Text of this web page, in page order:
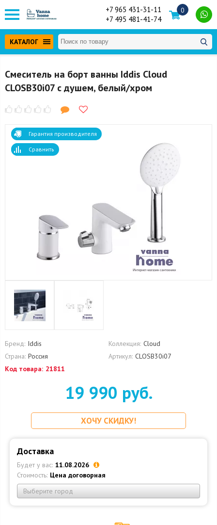
+7 965 431-31-11
+7 495 481-41-74
0
КАТАЛОГ
Смеситель на борт ванны Iddis Cloud
CLOSB30i07 с душем, белый/хром
Гарантия производителя
Сравнить
Бренд: Iddis Коллекция: Cloud
Страна: Россия Артикул: CLOSB30i07
Код товара: 21811
19 990 руб.
ХОЧУ СКИДКУ!
Доставка
Будет у вас: 11.08.2026
Стоимость: Цена договорная
Выберите город